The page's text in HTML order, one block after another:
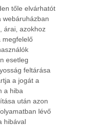
tőle elvárhatót
webáruházban
árai, azokhoz
megfelelő
esetleg
feltárása
a jogát a
a hiba
után azon
lévő
hibával